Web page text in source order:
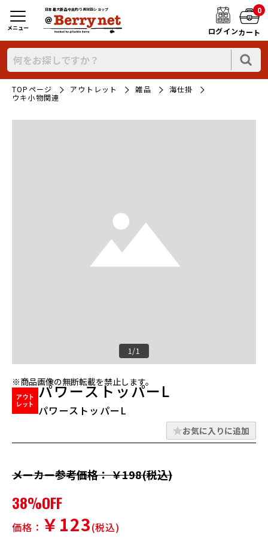
日本最大新品中古釣り具WEBショップ
ログイン
0
カート
メニュー
TOPページ アウトレット 雑品
海仕掛
ウキ小物関連
1/1
※商品画像の無断転載を禁止します。
パワーストッパーL
パワーストッパーL
お気に入りに追加
メーカー参考価格： ￥198(税込)
38%OFF
価格： ￥123(税込)